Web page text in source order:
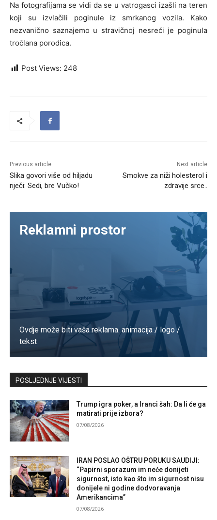
Na fotografijama se vidi da se u vatrogasci izašli na teren
koji su izvlačili poginule iz smrkanog vozila. Kako
nezvanično saznajemo u stravičnoj nesreći je poginula
tročlana porodica.
Post Views: 248
Previous article
Slika govori više od hiljadu
riječi: Sedi, bre Vučko!
Next article
Smokve za niži holesterol i
zdravije srce..
Reklamni prostor
Ovdje može biti vaša reklama. animacija / logo /
tekst
Kontaktirajte nas
POSLJEDNJE VIJESTI
Trump igra poker, a Iranci šah: Da li će ga
matirati prije izbora?
07/08/2026
IRAN POSLAO OŠTRU PORUKU SAUDIJI:
“Papirni sporazum im neće donijeti
sigurnost, isto kao što im sigurnost nisu
donijele ni godine dodvoravanja
Amerikancima”
07/08/2026